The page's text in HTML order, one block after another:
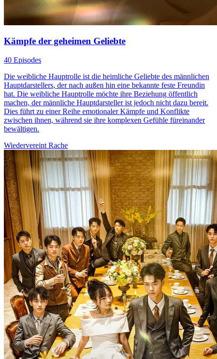
Kämpfe der geheimen Geliebte
40 Episodes
Die weibliche Hauptrolle ist die heimliche Geliebte des männlichen
Hauptdarstellers, der nach außen hin eine bekannte feste Freundin
hat. Die weibliche Hauptrolle möchte ihre Beziehung öffentlich
machen, der männliche Hauptdarsteller ist jedoch nicht dazu bereit.
Dies führt zu einer Reihe emotionaler Kämpfe und Konflikte
zwischen ihnen, während sie ihre komplexen Gefühle füreinander
bewältigen.
Wiedervereint Rache